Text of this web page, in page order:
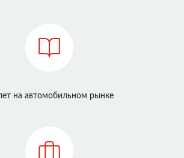
на автомобильном рынке